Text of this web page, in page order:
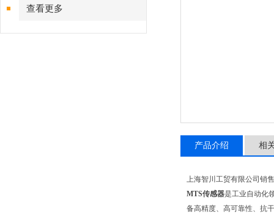
查看更多
产品介绍 相
上海智川工贸有限公司销
MTS传感器是工业自动化
备高精度、高可靠性、抗